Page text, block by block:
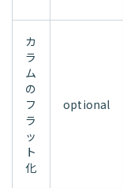
カ
ラ
ム
の
フ
ラ
ッ
ト
化
optional